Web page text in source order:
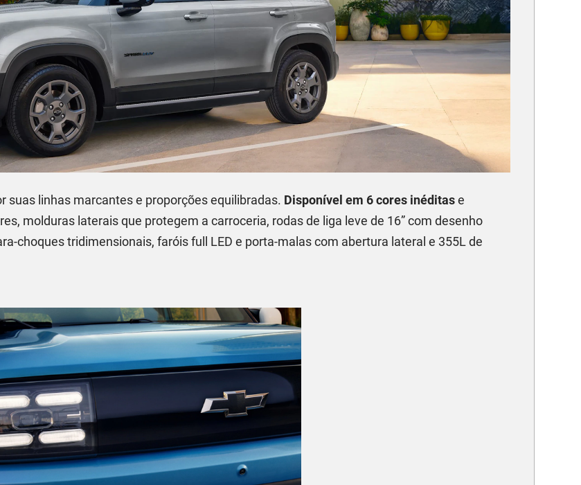
suas linhas marcantes e proporções equilibradas. Disponível em 6 cores inéditase
molduras laterais que protegem a carroceria, rodas de liga leve de 16” com desenho
choques tridimensionais, faróis full LED e porta-malas com abertura lateral e 355L de